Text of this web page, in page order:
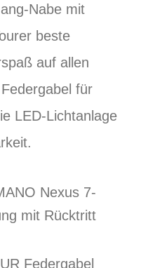
Nabe mit
beste
auf allen
für
LED-Lichtanlage
Nexus 7-
mit Rücktritt
Federgabel